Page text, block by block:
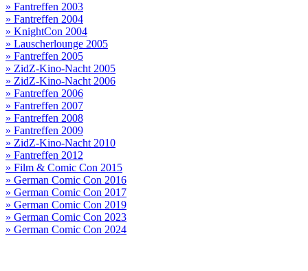
» Fantreffen 2003
» Fantreffen 2004
» KnightCon 2004
» Lauscherlounge 2005
» Fantreffen 2005
» ZidZ-Kino-Nacht 2005
» ZidZ-Kino-Nacht 2006
» Fantreffen 2006
» Fantreffen 2007
» Fantreffen 2008
» Fantreffen 2009
» ZidZ-Kino-Nacht 2010
» Fantreffen 2012
» Film & Comic Con 2015
» German Comic Con 2016
» German Comic Con 2017
» German Comic Con 2019
» German Comic Con 2023
» German Comic Con 2024